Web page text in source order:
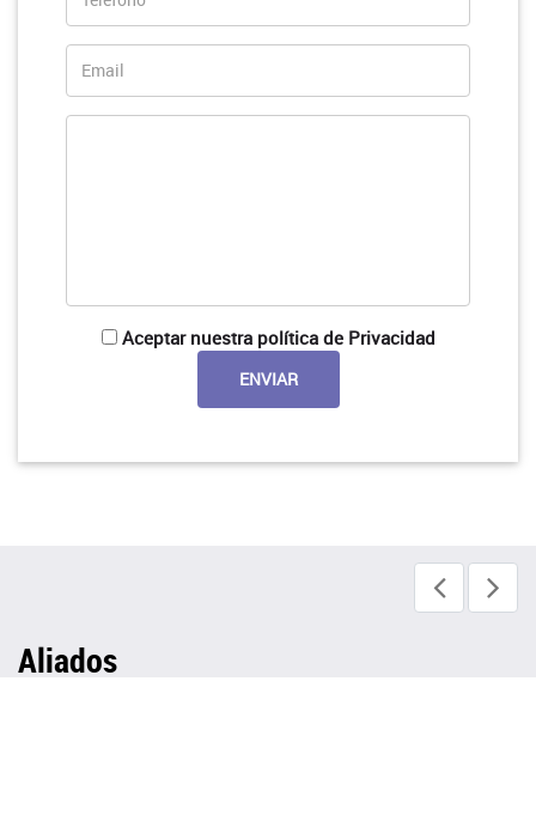
Aceptar nuestra política de Privacidad
Aliados